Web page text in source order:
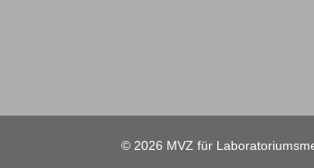
© 2026 MVZ für